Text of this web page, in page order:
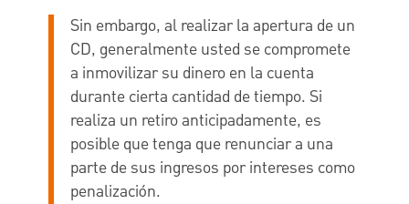
Sin embargo, al realizar la apertura de un
CD, generalmente usted se compromete
a inmovilizar su dinero en la cuenta
durante cierta cantidad de tiempo. Si
realiza un retiro anticipadamente, es
posible que tenga que renunciar a una
parte de sus ingresos por intereses como
penalización.